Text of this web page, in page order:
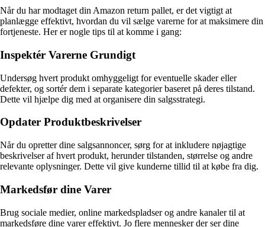
Når du har modtaget din Amazon return pallet, er det vigtigt at
planlægge effektivt, hvordan du vil sælge varerne for at maksimere din
fortjeneste. Her er nogle tips til at komme i gang:
Inspektér Varerne Grundigt
Undersøg hvert produkt omhyggeligt for eventuelle skader eller
defekter, og sortér dem i separate kategorier baseret på deres tilstand.
Dette vil hjælpe dig med at organisere din salgsstrategi.
Opdater Produktbeskrivelser
Når du opretter dine salgsannoncer, sørg for at inkludere nøjagtige
beskrivelser af hvert produkt, herunder tilstanden, størrelse og andre
relevante oplysninger. Dette vil give kunderne tillid til at købe fra dig.
Markedsfør dine Varer
Brug sociale medier, online markedspladser og andre kanaler til at
markedsføre dine varer effektivt. Jo flere mennesker der ser dine